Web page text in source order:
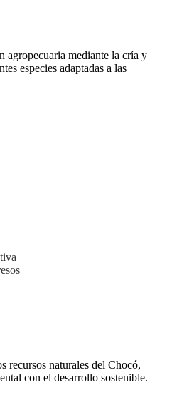
mediante la cría y
especies adaptadas a las
recursos naturales del Chocó,
con el desarrollo sostenible.